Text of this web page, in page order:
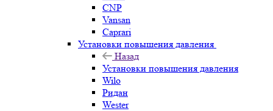
CNP
Vansan
Caprari
Установки повышения давления
Назад
Установки повышения давления
Wilo
Ридан
Wester